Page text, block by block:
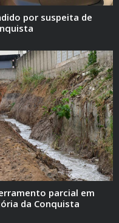
por suspeita de
parcial em
da Conquista